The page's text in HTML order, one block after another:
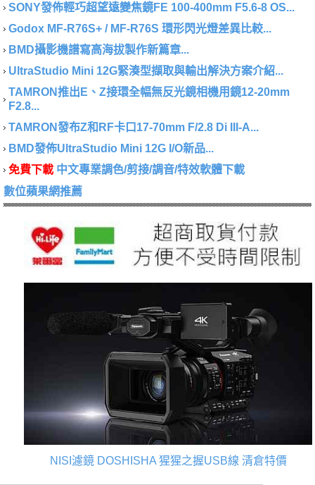
SONY發佈輕巧超望遠變焦鏡FE 100-400mm F5.6-8 OS...
Godox MF-R76S+ / MF-R76S 環形閃光燈差異比較...
BMD攝影機譜寫高海拔製作新篇章...
UltraStudio Mini 12G緊湊型擷取與輸出解決方案介紹...
TAMRON推出E、Z接環全幅無反光鏡相機用鏡12-20mm
F2.8...
TAMRON發布Z和RF卡口17-70mm F/2.8 Di III-A...
BMD發佈UltraStudio Mini 12G I/O新品...
免費下載 中文專業調色/剪接/調音/特效軟體下載
數位蘋果網推薦
NISI濾鏡 DOSHISHA 猩猩之握USB線 清倉特價